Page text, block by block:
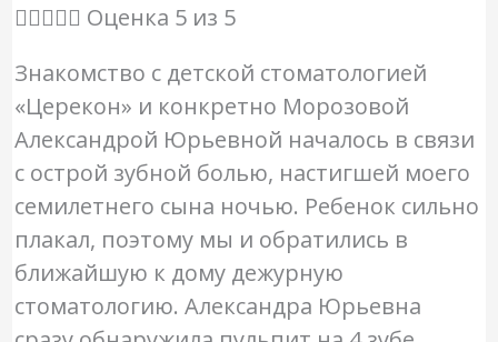
 Оценка 5 из 5
Знакомство с детской стоматологией
«Церекон» и конкретно Морозовой
Александрой Юрьевной началось в связи
с острой зубной болью, настигшей моего
семилетнего сына ночью. Ребенок сильно
плакал, поэтому мы и обратились в
ближайшую к дому дежурную
стоматологию. Александра Юрьевна